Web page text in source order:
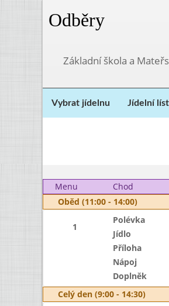
Odběry
Základní škola a
Vybrat jídelnu Jídelní
Menu
Chod
Oběd (11:00 - 14:00)
1
Polévka
Jídlo
Příloha
Nápoj
Doplněk
Celý den (9:00 - 14:30)